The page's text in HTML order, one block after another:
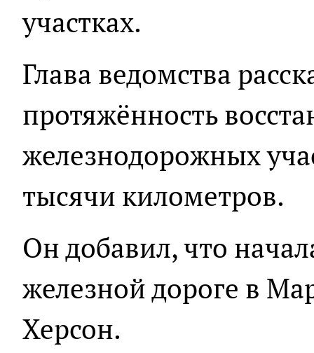
участках.
Глава ведомства
протяжённость
железнодорожных
тысячи километров.
Он добавил, что
железной дороге в
Херсон.